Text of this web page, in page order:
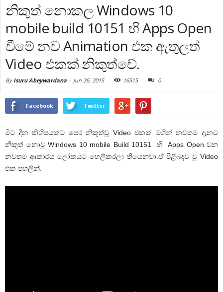
නිකුත් නොකල Windows 10
mobile build 10151 හි Apps Open
වීමේ නව Animation එක ඇතුලත්
Video එකක් නිකුත්වේ.
By Isuru Abeywardana - Jun 26, 2015 16515 0
Facebook Twitter
මීට දින කිහිපයකට පෙර නිකුත්වූ Video එකක් මගින් නවතම දැනට
නිකුත් නොවූ Windows 10 mobile Build 10151 හි Apps Open වන
නවතම ආකාරය ලෝකයට හෙලිකරලා තියෙනවා.ඒ පිළිබඳව වූ Video
එක පහලින්.